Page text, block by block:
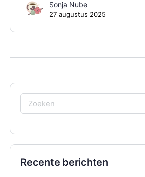
Sonja Nube
27 augustus 2025
Zoeken
naar:
Recente berichten